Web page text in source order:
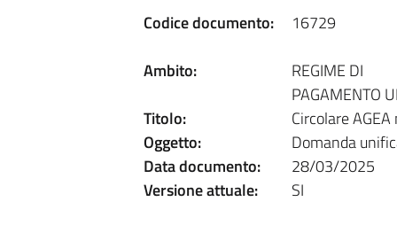
Codice documento:
16729
Ambito:
REGIME DI
PAGAMENTO
Titolo:
Circolare
Oggetto:
Domanda
Data documento:
28/03/2025
Versione attuale:
SI